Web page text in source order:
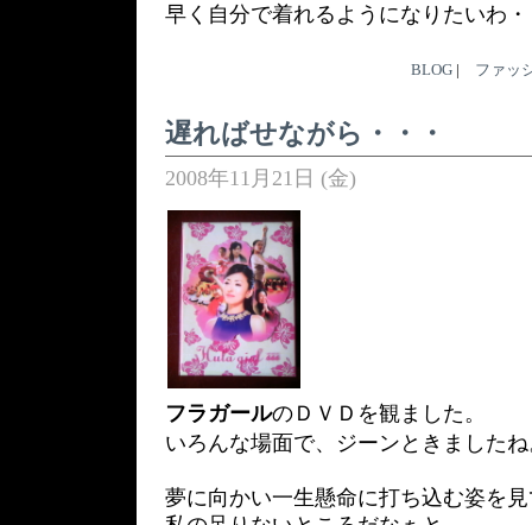
早く自分で着れるようになりたいわ
BLOG | ファッ
遅ればせながら・・・
2008年11月21日 (金)
フラガールのＤＶＤを観ました。
いろんな場面で、ジーンときました
夢に向かい一生懸命に打ち込む姿を